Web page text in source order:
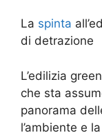
La spinta
di detrazione
L’edilizia
che sta
panorama
l’ambiente e